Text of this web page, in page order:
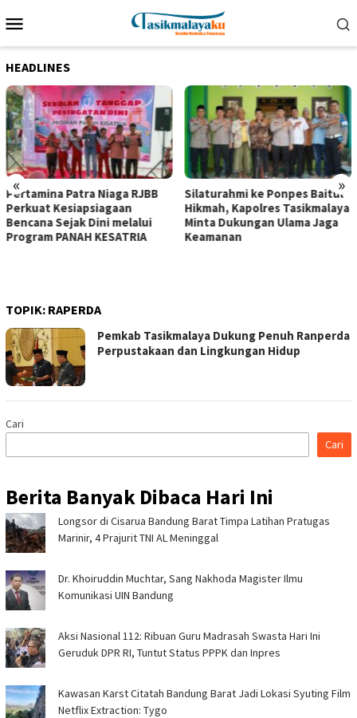
ke
Mobile
HEADLINES
« »
Pertamina Patra Niaga RJBB
Perkuat Kesiapsiagaan
Bencana Sejak Dini melalui
Program PANAH KESATRIA
Silaturahmi ke Ponpes Baitul
Hikmah, Kapolres Tasikmalaya
Minta Dukungan Ulama Jaga
Keamanan
TOPIK: RAPERDA
Pemkab Tasikmalaya Dukung Penuh Ranperda
Perpustakaan dan Lingkungan Hidup
Cari
Cari
Berita Banyak Dibaca Hari Ini
Longsor di Cisarua Bandung Barat Timpa Latihan Pra­tugas
Marinir, 4 Prajurit TNI AL Meninggal
Dr. Khoiruddin Muchtar, Sang Nakhoda Magister Ilmu
Komunikasi UIN Bandung
Aksi Nasional 112: Ribuan Guru Madrasah Swasta Hari Ini
Geruduk DPR RI, Tuntut Status PPPK dan Inpres
Kawasan Karst Citatah Bandung Barat Jadi Lokasi Syuting Film
Netflix Extraction: Tygo